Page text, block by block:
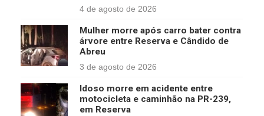
4 de agosto de 2026
Mulher morre após carro bater contra
árvore entre Reserva e Cândido de
Abreu
3 de agosto de 2026
Idoso morre em acidente entre
motocicleta e caminhão na PR-239,
em Reserva